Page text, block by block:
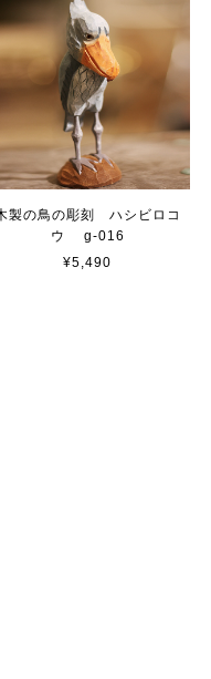
製の鳥の彫刻 ハシビロコ
ウ g-016
¥5,490